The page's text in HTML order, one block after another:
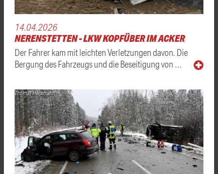
14.04.2026
NERENSTETTEN - LKW KOPFÜBER IM ACKER
Der Fahrer kam mit leichten Verletzungen davon. Die
Bergung des Fahrzeugs und die Beseitigung von …
Thomas Heckmann